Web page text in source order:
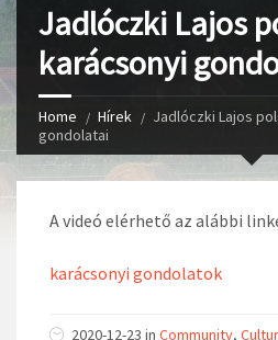
Jadlóczki Lajos
karácsonyi
Home Hírek
Jadlóczki Lajos
gondolatai
A videó elérhető az alábbi
karácsonyi gondolatok
2020-12-23 in Community,